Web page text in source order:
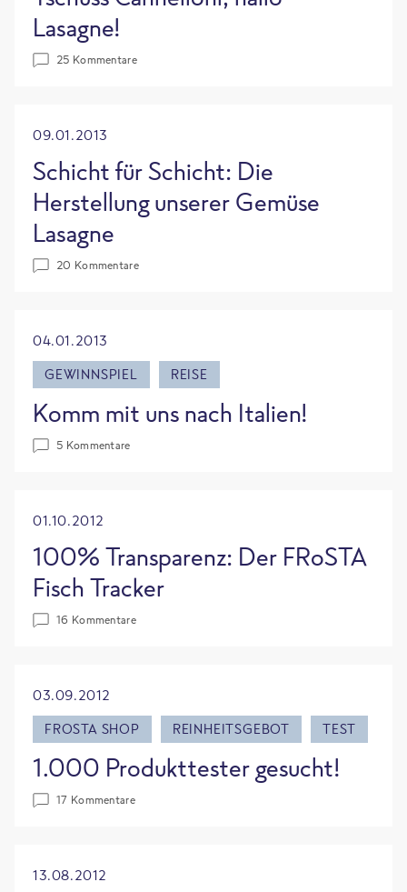
Lasagne!
25 Kommentare
09.01.2013
Schicht für Schicht: Die
Herstellung unserer Gemüse
Lasagne
20 Kommentare
04.01.2013
GEWINNSPIEL
REISE
Komm mit uns nach Italien!
5 Kommentare
01.10.2012
100% Transparenz: Der FRoSTA
Fisch Tracker
16 Kommentare
03.09.2012
FROSTA SHOP
REINHEITSGEBOT TEST
1.000 Produkttester gesucht!
17 Kommentare
13.08.2012